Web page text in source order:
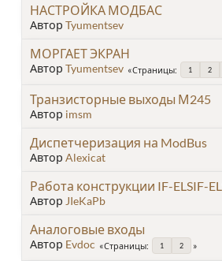
НАСТРОЙКА МОДБАС
Автор Tyumentsev
МОРГАЕТ ЭКРАН
Автор Tyumentsev Страницы 1 2
Транзисторные выходы М245
Автор imsm
Диспетчеризация на ModBus
Автор Alexicat
Работа конструкции IF-ELSIF-
Автор JIeKaPb
Аналоговые входы
Автор Evdoc Страницы 1 2